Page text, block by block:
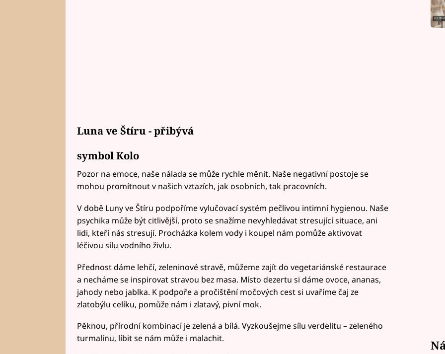
Luna ve Štíru - přibývá
symbol Kolo
Pozor na emoce, naše nálada se může rychle měnit. Naše negativní postoje se
mohou promítnout v našich vztazích, jak osobních, tak pracovních.
V době Luny ve Štíru podpoříme vylučovací systém pečlivou intimní hygienou. Naše
psychika může být citlivější, proto se snažíme nevyhledávat stresující situace, ani
lidi, kteří nás stresují. Procházka kolem vody i koupel nám pomůže aktivovat
léčivou sílu vodního živlu.
Přednost dáme lehčí, zeleninové stravě, můžeme zajít do vegetariánské restaurace
a necháme se inspirovat stravou bez masa. Místo dezertu si dáme ovoce, ananas,
jahody nebo jablka. K podpoře a pročištění močových cest si uvaříme čaj ze
zlatobýlu celíku, pomůže nám i zlatavý, pivní mok.
Pěknou, přírodní kombinací je zelená a bílá. Vyzkoušejme sílu verdelitu – zeleného
turmalínu, líbit se nám může i malachit.